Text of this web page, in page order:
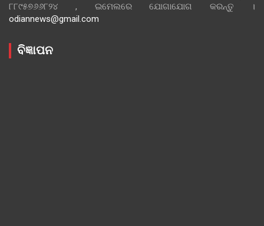
୮୮୯୫୭୬୬୮୨୪ , ଇମେଲରେ ଯୋଗାଯୋଗ କରନ୍ତୁ ।
odiannews@gmail.com
ବିଜ୍ଞାପନ